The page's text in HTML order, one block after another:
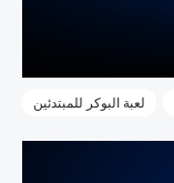
لعبة البوكر للمبتدئين